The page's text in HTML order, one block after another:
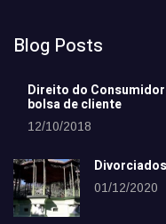
Blog Posts
Direito do
bolsa de cliente
12/10/2018
01/12/2020